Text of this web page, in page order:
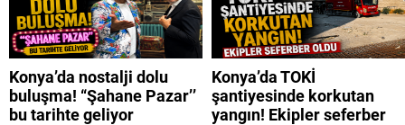
Konya’da nostalji dolu
buluşma! “Şahane Pazar’’
bu tarihte geliyor
Konya’da TOKİ
şantiyesinde korkutan
yangın! Ekipler seferber